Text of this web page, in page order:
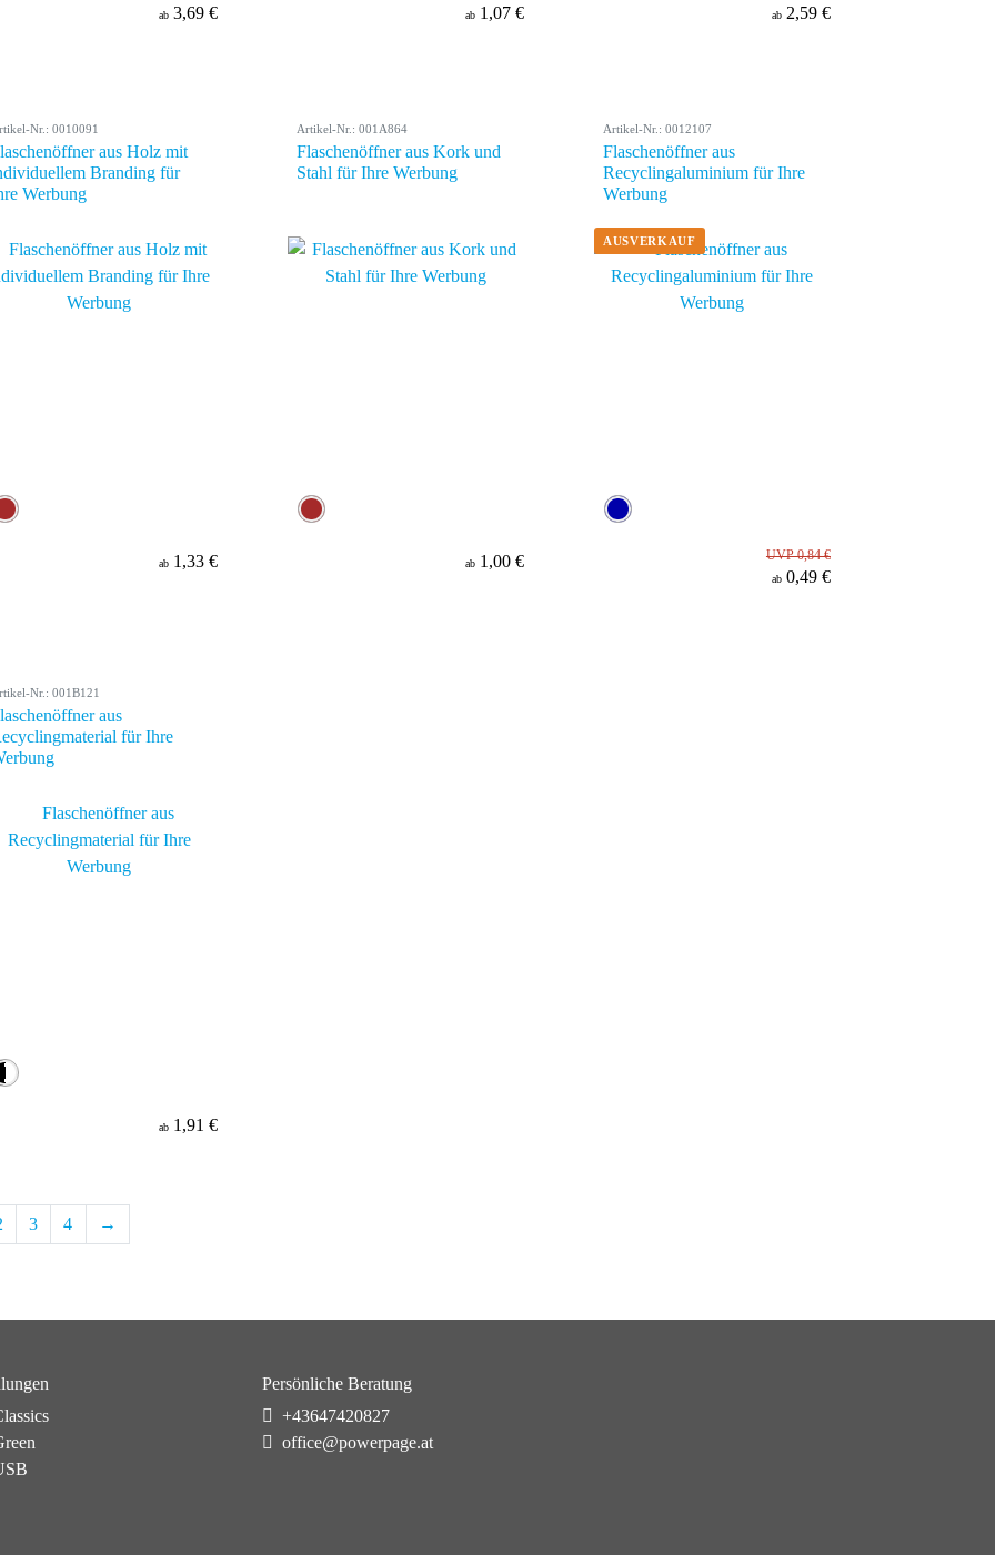
ab 3,69 € ab 1,07 € ab 2,59 €
Nr.: 0010091
aus Holz mit
Branding für
Werbung
ab 1,33 €
Artikel-Nr.: 001A864
Flaschenöffner aus Kork und
Stahl für Ihre Werbung
ab 1,00 €
Artikel-Nr.: 0012107
Flaschenöffner aus
Recyclingaluminium für Ihre
Werbung
UVP 0,84 €
ab 0,49 €
Nr.: 001B121
aus
für Ihre
ab 1,91 €
3 4 →
Persönliche Beratung
+43647420827
office@powerpage.at